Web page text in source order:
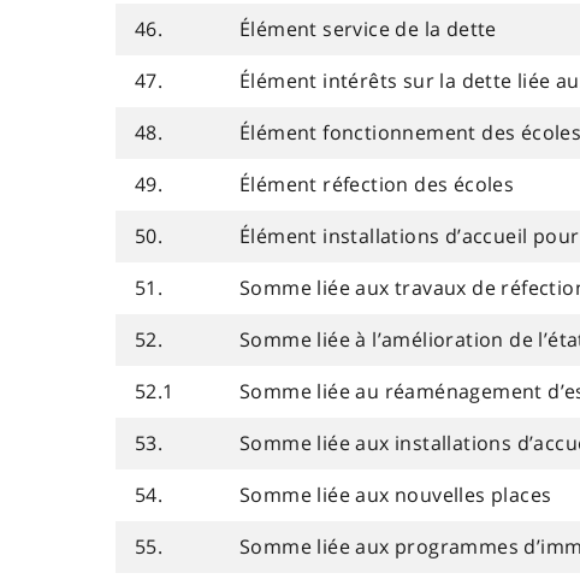
46.
Élément service de la dette
47.
Élément intérêts sur la dette liée
48.
Élément fonctionnement des écoles
49.
Élément réfection des écoles
50.
Élément installations d’accueil
51.
Somme liée aux travaux de
52.
Somme liée à l’amélioration de
52.1
Somme liée au réaménagement
53.
Somme liée aux installations
54.
Somme liée aux nouvelles places
55.
Somme liée aux programmes